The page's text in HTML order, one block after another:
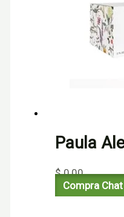
Paula
$0,00
Compra Chat